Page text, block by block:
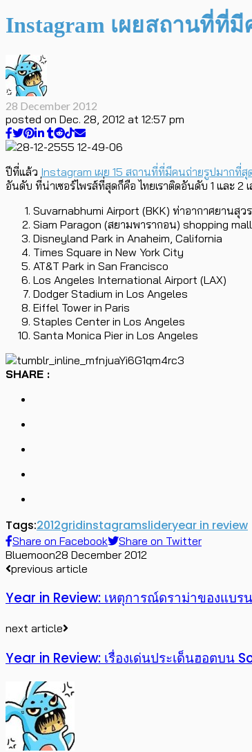
Instagram เผยสถานที่ที่
28 December 2012
posted on Dec. 28, 2012 at 12:57 pm
ปีที่แล้ว Instagram เผย 15 สถานที่ที่มีคนถ่ายรูปมากที่สุ
อันดับ ที่น่าเซอร์ไพรส์ที่สุดก็คือ ไทยเราติดอันดับ 1 และ
Suvarnabhumi Airport (BKK) ท่าอากาศยานสุ
Siam Paragon (สยามพารากอน) shopping
Disneyland Park in Anaheim, California
Times Square in New York City
AT&T Park in San Francisco
Los Angeles International Airport (LAX)
Dodger Stadium in Los Angeles
Eiffel Tower in Paris
Staples Center in Los Angeles
Santa Monica Pier in Los Angeles
SHARE :
Tags:2012gridinstagramslideryear in review
Share on Facebook
Share on Twitter
Bluemoon28 December 2012
previous article
Year in Review: เหตุการณ์ดราม่าของแบ
next article
Year in Review: เรื่องเด่นประเด็นฮอตบน